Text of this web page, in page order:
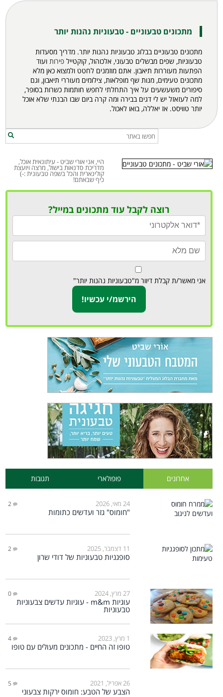
מתכונים טבעוניים - טבעוניות נהנות יותר
מתכונים טבעוניים בבלוג טבעוניות נהנות יותר. מדריך מסעדות
טבעוניות, שפים מבשלים טבעוני, אלכוהול, קוקטייל פירות ועוד
הפתעות מעוררות תיאבון. אתם מוזמנים לחטט ולמצוא כאן מלא
מתכונים טעימים, מנות שף מופלאות, צילומים מעוררי תיאבון, וגם
סיפורים משעשעים על איך התחלתי לחפש חותמות כשרות בסופר,
למה לעזאזל יש לי דגים בבירה ומה קרה ביום שבו הבנתי שלא אוכל
יותר טוויסט. אז יאללה, בואו לאכול.
היי, אני אורי שביט - עיתונאית אוכל,
מדריכת סדנאות בישול, מרצה ויועצת
קולינארית והכל בשפה טבעונית :-)
כיף שבאתם!
רוצה לקבל עוד מתכונים במייל?
אני מאשר/ת קבלת דיוור מ"טבעוניות נהנות יותר"
אחרונים פופולארי תגובות
24 מאי, 2026 2
"חומוס" גזר ועדשים כתומות
11 דצמבר, 2025 2
סופגניות טבעוניות של דודי שרון
27 מרץ, 2024 0
עוגיות m&m - עוגיות עדשים צבעוניות
טבעוניות
1 מרץ, 2023 4
טופו זה החיים - מתכונים מעולים עם טופו
26 אפריל, 2021 5
הצבע של הטבע: חומוס ירקות צבעוני